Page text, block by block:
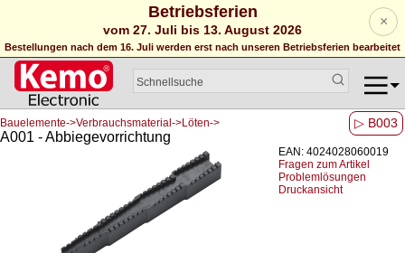
Betriebsferien
vom 27. Juli bis 13. August 2026
Bestellungen nach dem 16. Juli werden erst nach unseren Betriebsferien bearbeitet
×
▷ B003
Bauelemente->Verbrauchsmaterial->Löten->
A001 - Abbiegevorrichtung
EAN: 4024028060019
Fragen zum Artikel
Problemlösungen
Druckansicht